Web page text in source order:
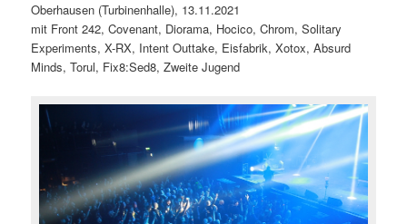
Oberhausen (Turbinenhalle), 13.11.2021
mit Front 242, Covenant, Diorama, Hocico, Chrom, Solitary
Experiments, X-RX, Intent Outtake, Eisfabrik, Xotox, Absurd
Minds, Torul, Fix8:Sed8, Zweite Jugend